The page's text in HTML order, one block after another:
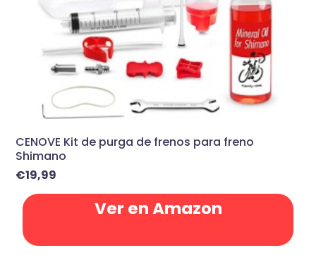
CENOVE Kit de purga de frenos para freno
Shimano
€19,99
Ver en Amazon